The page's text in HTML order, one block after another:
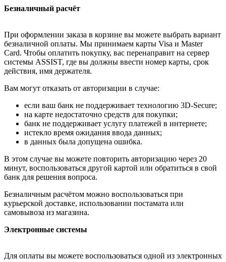
Безналичный расчёт
При оформлении заказа в корзине вы можете выбрать вариант
безналичной оплаты. Мы принимаем карты Visa и Master
Card. Чтобы оплатить покупку, вас перенаправит на сервер
системы ASSIST, где вы должны ввести номер карты, срок
действия, имя держателя.
Вам могут отказать от авторизации в случае:
если ваш банк не поддерживает технологию 3D-Secure;
на карте недостаточно средств для покупки;
банк не поддерживает услугу платежей в интернете;
истекло время ожидания ввода данных;
в данных была допущена ошибка.
В этом случае вы можете повторить авторизацию через 20
минут, воспользоваться другой картой или обратиться в свой
банк для решения вопроса.
Безналичным расчётом можно воспользоваться при
курьерской доставке, использовании постамата или
самовывоза из магазина.
Электронные системы
Для оплаты вы можете воспользоваться одной из электронных